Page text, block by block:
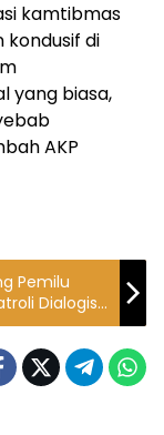
kamtibmas
kondusif di
yang biasa,
AKP
Pemilu
Dialogis